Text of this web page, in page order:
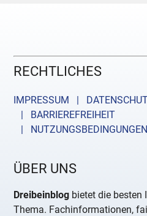
RECHTLICHES
IMPRESSUM |
| BARRIEREFREIHEIT
| NUTZUNGSBEDINGUNGEN
ÜBER UNS
Dreibeinblog bietet die
Thema. Fachinformationen,